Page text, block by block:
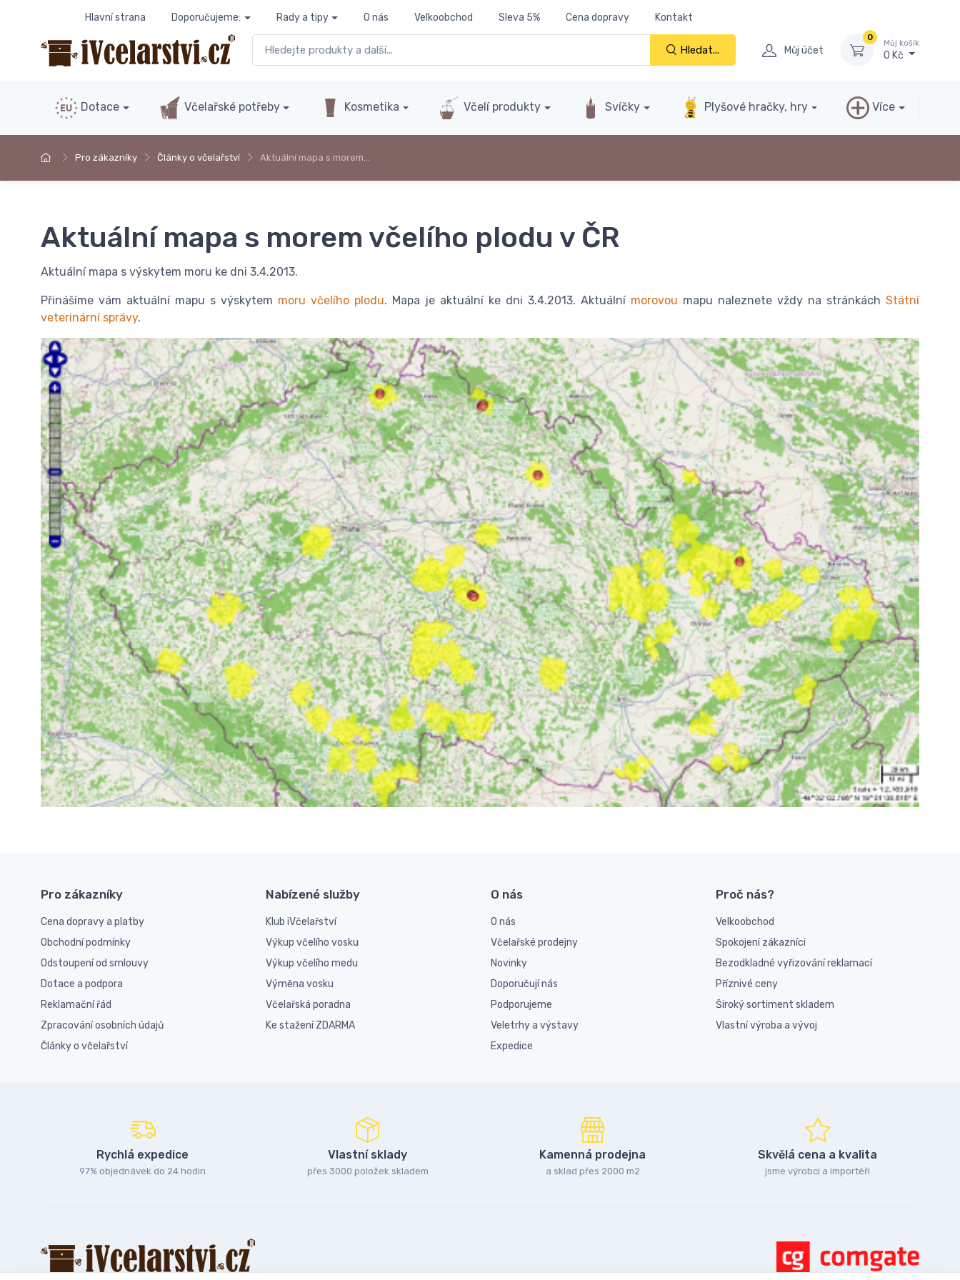
Hlavní strana Doporučujeme: Rady a tipy O nás Velkoobchod Sleva 5% Cena dopravy Kontakt
Hledat... Můj účet
0
Můj košík
0 Kč
Dotace Včelařské potřeby Kosmetika Včelí produkty Svíčky Plyšové hračky, hry Více
Pro zákazníky Články o včelařství Aktuální mapa s morem…
Aktuální mapa s morem včelího plodu v ČR
Aktuální mapa s výskytem moru ke dni 3.4.2013.
Přinášíme vám aktuální mapu s výskytem moru včelího plodu. Mapa je aktuální ke dni 3.4.2013. Aktuální morovou mapu naleznete vždy na stránkách Státní
veterinární správy.
Pro zákazníky
Cena dopravy a platby
Obchodní podmínky
Odstoupení od smlouvy
Dotace a podpora
Reklamační řád
Zpracování osobních údajů
Články o včelařství
Nabízené služby
Klub iVčelařství
Výkup včelího vosku
Výkup včelího medu
Výměna vosku
Včelařská poradna
Ke stažení ZDARMA
O nás
O nás
Včelařské prodejny
Novinky
Doporučují nás
Podporujeme
Veletrhy a výstavy
Expedice
Proč nás?
Velkoobchod
Spokojení zákazníci
Bezodkladné vyřizování reklamací
Příznivé ceny
Široký sortiment skladem
Vlastní výroba a vývoj
Rychlá expedice
97% objednávek do 24 hodin
Vlastní sklady
přes 3000 položek skladem
Kamenná prodejna
a sklad přes 2000 m2
Skvělá cena a kvalita
jsme výrobci a importéři